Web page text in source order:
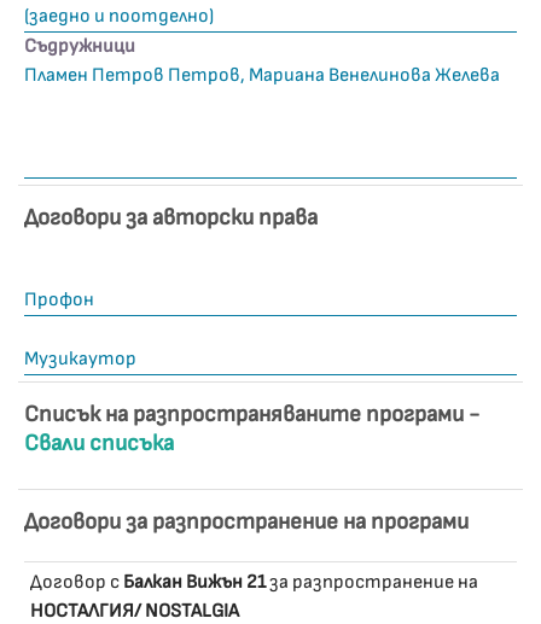
(заедно и поотделно)
Съдружници
Пламен Петров Петров, Мариана Венелинова Желева
Договори за авторски права
Профон
Музикаутор
Списък на разпространяваните програми -
Свали списъка
Договори за разпространение на програми
Договор с Балкан Вижън 21за разпространение на
НОСТАЛГИЯ/ NOSTALGIA